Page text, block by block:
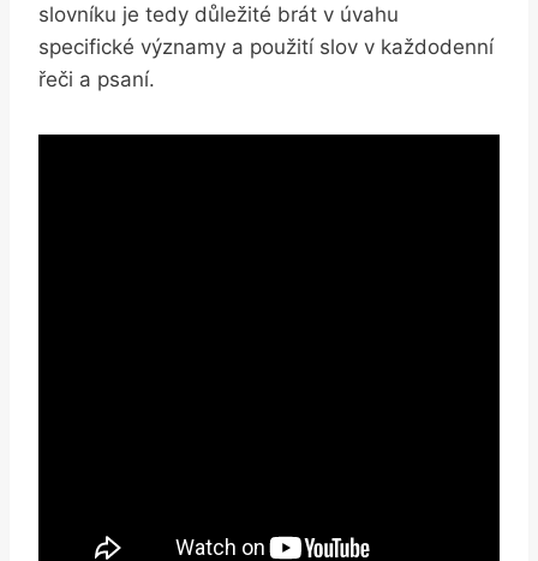
slovníku je tedy důležité brát v úvahu
specifické významy a použití slov v každodenní
řeči a psaní.